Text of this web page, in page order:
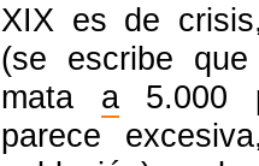
XIX es de
(se escribe
mata a5.000
parece